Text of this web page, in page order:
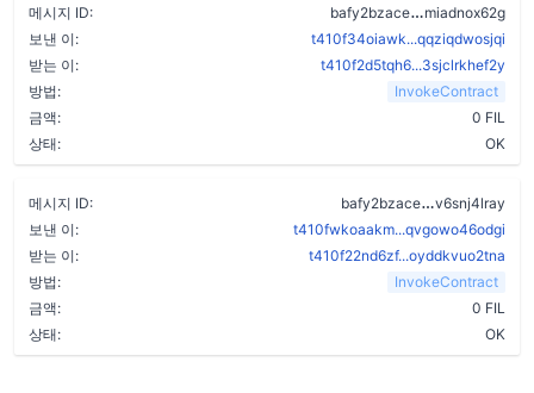
메시지 ID: bafy2bzace
miadnox62g
보낸 이:
t410f34oiawk...qqziqdwosjqi
받는 이:
t410f2d5tqh6...3sjclrkhef2y
방법:
InvokeContract
금액:
0 FIL
상태:
OK
메시지 ID: bafy2bzace
v6snj4lray
보낸 이:
t410fwkoaakm...qvgowo46odgi
받는 이:
t410f22nd6zf...oyddkvuo2tna
방법:
InvokeContract
금액:
0 FIL
상태:
OK